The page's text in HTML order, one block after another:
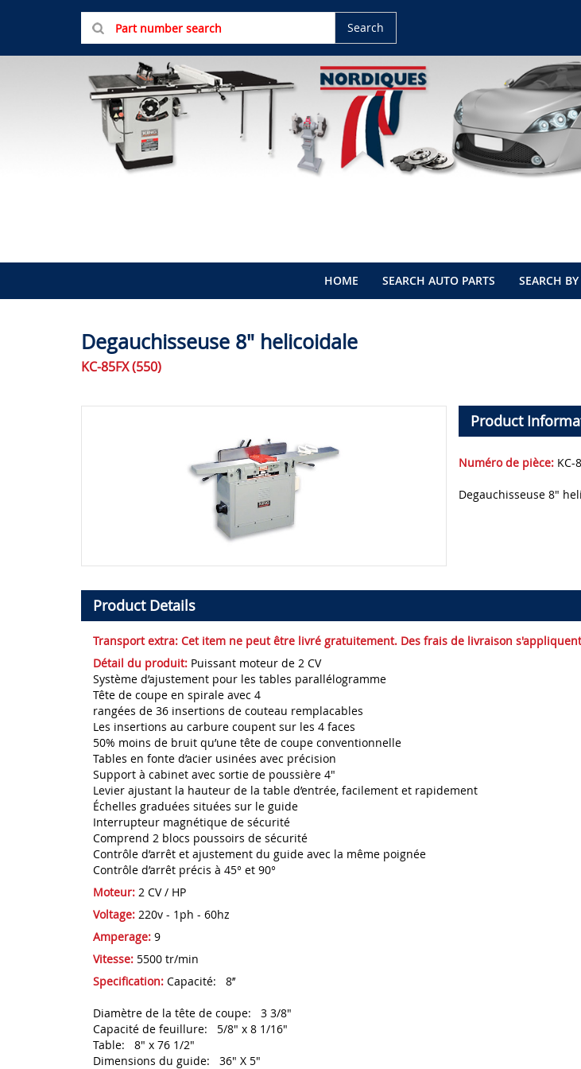
Search
HOME SEARCH AUTO PARTS SEARCH
Degauchisseuse 8" helicoidale
KC-85FX (550)
Product
Numéro de pièce: KC-
Degauchisseuse 8"
Product Details
Transport extra: Cet item ne peut être livré gratuitement. Des frais de livraison
Détail du produit: Puissant moteur de 2 CV
Système d’ajustement pour les tables parallélogramme
Tête de coupe en spirale avec 4
rangées de 36 insertions de couteau remplacables
Les insertions au carbure coupent sur les 4 faces
50% moins de bruit qu’une tête de coupe conventionnelle
Tables en fonte d’acier usinées avec précision
Support à cabinet avec sortie de poussière 4"
Levier ajustant la hauteur de la table d’entrée, facilement et rapidement
Échelles graduées situées sur le guide
Interrupteur magnétique de sécurité
Comprend 2 blocs poussoirs de sécurité
Contrôle d’arrêt et ajustement du guide avec la même poignée
Contrôle d’arrêt précis à 45° et 90°
Moteur: 2 CV / HP
Voltage: 220v - 1ph - 60hz
Amperage: 9
Vitesse: 5500 tr/min
Specification: Capacité: 8’’
Diamètre de la tête de coupe: 3 3/8"
Capacité de feuillure: 5/8" x 8 1/16"
Table: 8" x 76 1/2"
Dimensions du guide: 36" X 5"